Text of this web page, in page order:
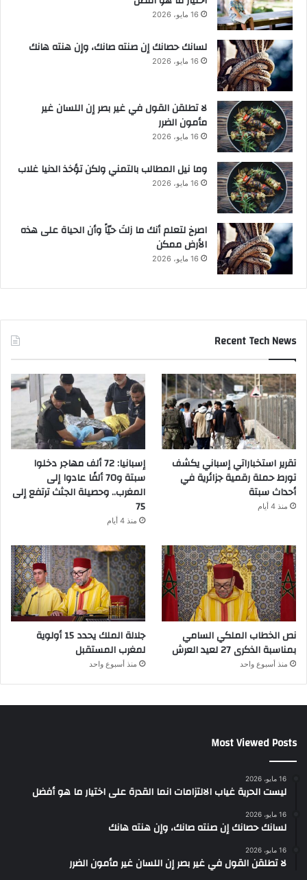
16 مايو، 2026
لسانك حصانك إن صنته صانك، وإن هنته هانك
16 مايو، 2026
لا تطلقن القول في غير بصر إن اللسان غير
مأمون الضرر
16 مايو، 2026
وما نيل المطالب بالتمني ولكن تؤخذ الدنيا غلاب
16 مايو، 2026
‫اصرخ لتعلم أنك ما زلتَ حيّاً وأن الحياة على هذه
الأرض ممكن
16 مايو، 2026
Recent Tech News
تقرير استخباراتي إسباني يكشف
تورط حملة رقمية جزائرية في
أحداث سبتة
منذ 4 أيام
إسبانيا: 72 ألف مهاجر دخلوا
سبتة و70 ألفًا عادوا إلى
المغرب.. وحصيلة الجثث ترتفع إلى
75
منذ 4 أيام
نص الخطاب الملكي السامي
بمناسبة الذكرى 27 لعيد العرش
منذ أسبوع واحد
جلالة الملك يحدد 15 أولوية
لمغرب المستقبل
منذ أسبوع واحد
Most Viewed Posts
16 مايو، 2026
ليست الحرية غياب الالتزامات انما القدرة على اختيار ما هو أفضل
16 مايو، 2026
لسانك حصانك إن صنته صانك، وإن هنته هانك
16 مايو، 2026
لا تطلقن القول في غير بصر إن اللسان غير مأمون الضرر